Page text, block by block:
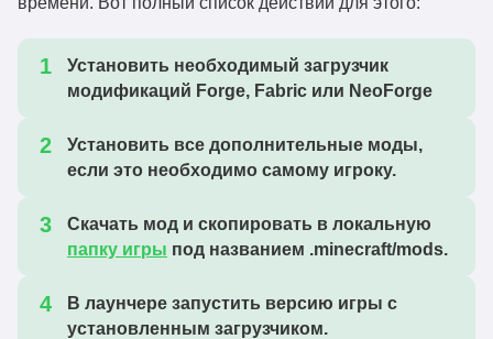
woolplates-1.20.1-
woolplates-1.19.4-
1.19.4 Скачать
woolplates-1.19.3-
1.2.1.jar
Скачать
1.2.1.jar
1.19.2 Скачать
Установить необходимый загрузчик
модификаций Forge, Fabric или NeoForge
Установить все дополнительные моды,
если это необходимо самому игроку.
Скачать мод и скопировать в локальную
папку игры под названием .minecraft/mods.
В лаунчере запустить версию игры с
установленным загрузчиком.